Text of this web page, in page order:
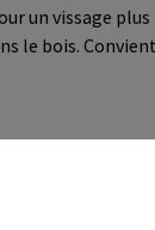
un vissage
le bois.